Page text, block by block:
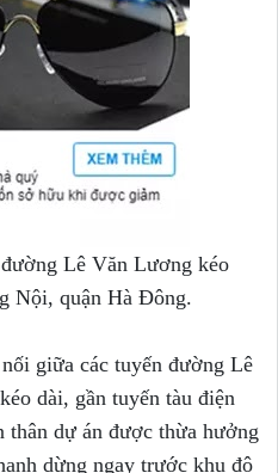
Lê Văn Lương kéo
Nội, quận Hà Đông.
giữa các tuyến đường Lê
dài, gần tuyến tàu điện
dự án được thừa hưởng
dừng ngay trước khu đô